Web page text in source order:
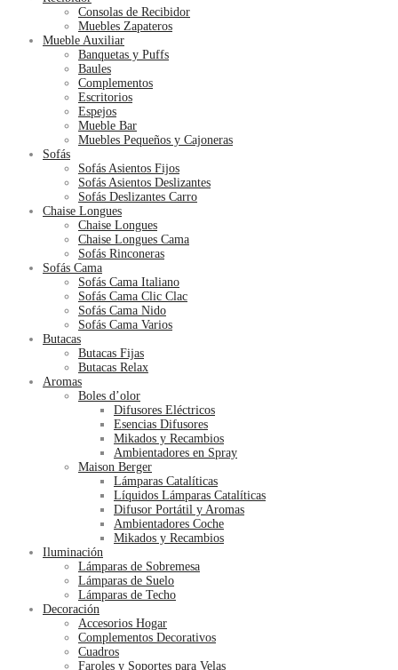
Consolas de Recibidor
Muebles Zapateros
Mueble Auxiliar
Banquetas y Puffs
Baules
Complementos
Escritorios
Espejos
Mueble Bar
Muebles Pequeños y Cajoneras
Sofás
Sofás Asientos Fijos
Sofás Asientos Deslizantes
Sofás Deslizantes Carro
Chaise Longues
Chaise Longues
Chaise Longues Cama
Sofás Rinconeras
Sofás Cama
Sofás Cama Italiano
Sofás Cama Clic Clac
Sofás Cama Nido
Sofás Cama Varios
Butacas
Butacas Fijas
Butacas Relax
Aromas
Boles d’olor
Difusores Eléctricos
Esencias Difusores
Mikados y Recambios
Ambientadores en Spray
Maison Berger
Lámparas Catalíticas
Líquidos Lámparas Catalíticas
Difusor Portátil y Aromas
Ambientadores Coche
Mikados y Recambios
Iluminación
Lámparas de Sobremesa
Lámparas de Suelo
Lámparas de Techo
Decoración
Accesorios Hogar
Complementos Decorativos
Cuadros
Faroles y Soportes para Velas